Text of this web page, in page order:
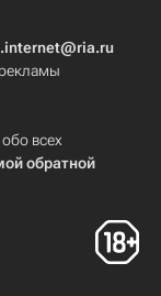
всех
обратной